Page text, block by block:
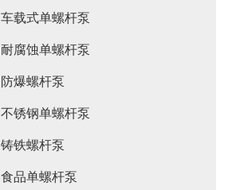
车载式单螺杆泵
耐腐蚀单螺杆泵
防爆螺杆泵
不锈钢单螺杆泵
铸铁螺杆泵
食品单螺杆泵